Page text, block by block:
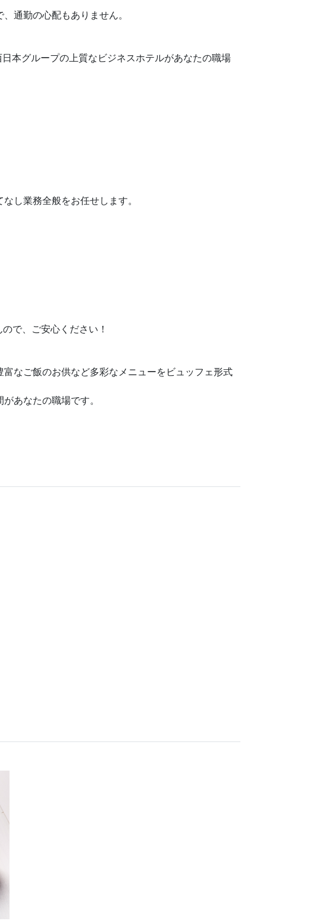
通勤の心配もありません。
本グループの上質なビジネスホテルがあなたの職場
し業務全般をお任せします。
で、ご安心ください！
なご飯のお供など多彩なメニューをビュッフェ形式
あなたの職場です。